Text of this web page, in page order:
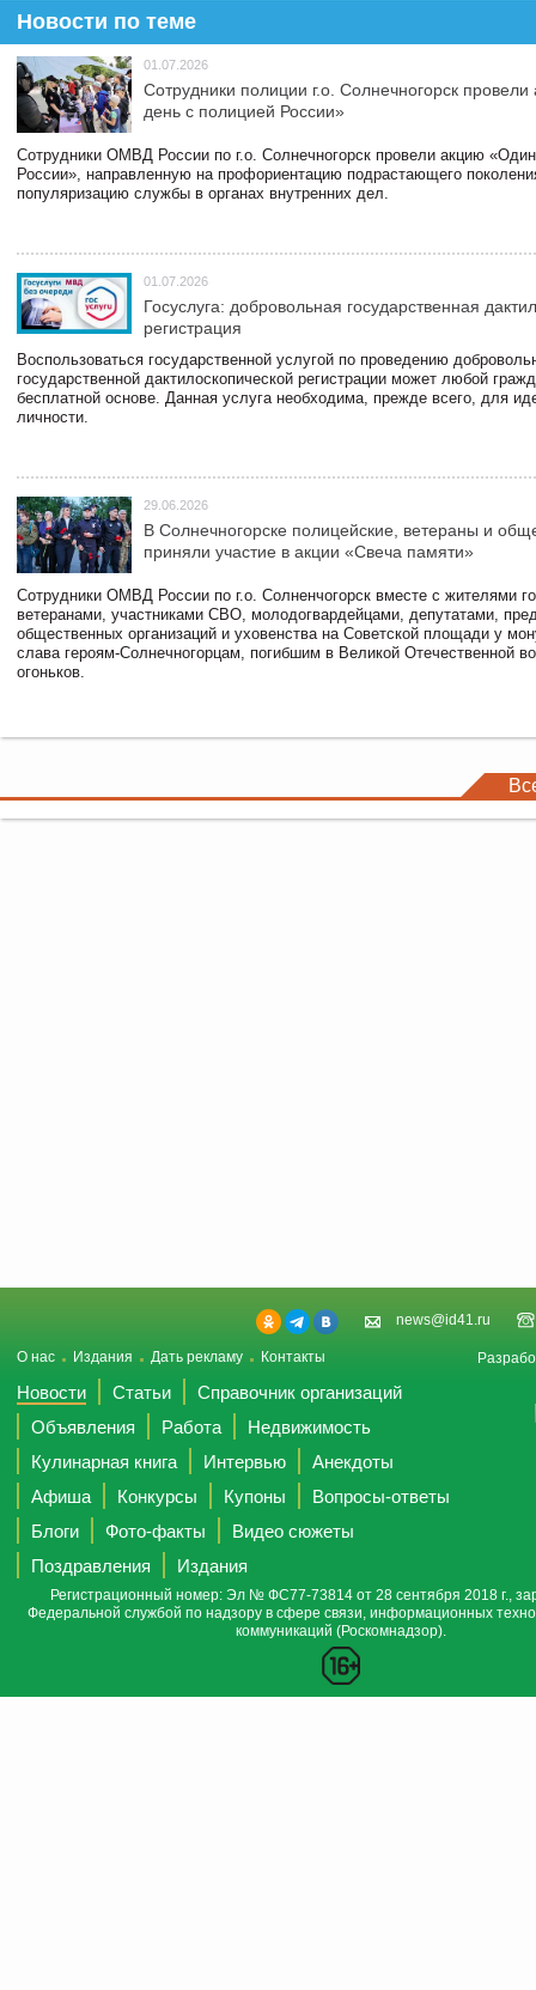
Новости по теме
01.07.2026
Сотрудники полиции г.о. Солнечногорск
день с полицией России»
Сотрудники ОМВД России по г.о. Солнечногорск провели акцию
России», направленную на профориентацию подрастающего
популяризацию службы в органах внутренних дел.
01.07.2026
Госуслуга: добровольная государственная
регистрация
Воспользоваться государственной услугой по проведению
государственной дактилоскопической регистрации может любой
бесплатной основе. Данная услуга необходима, прежде всего, для
личности.
29.06.2026
В Солнечногорске полицейские, ветераны и
приняли участие в акции «Свеча памяти»
Сотрудники ОМВД России по г.о. Солненчогорск вместе с жителями
ветеранами, участниками СВО, молодогвардейцами, депутатами,
общественных организаций и уховенства на Советской площади у
слава героям-Солнечногорцам, погибшим в Великой Отечественной
огоньков.
news@id41.ru
О нас Издания Дать рекламу Контакты
Новости Статьи
Справочник организаций
Объявления
Работа
Недвижимость
Кулинарная книга
Интервью
Анекдоты
Афиша
Конкурсы Купоны
Вопросы-ответы
Блоги
Фото-факты
Видео сюжеты
Поздравления
Издания
Регистрационный номер: Эл № ФС77-73814 от 28 сентября 2018 г.,
Федеральной службой по надзору в сфере связи, информационных
коммуникаций (Роскомнадзор).